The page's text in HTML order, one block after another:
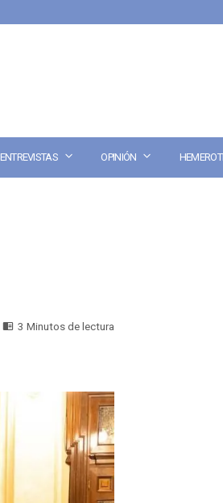
ENTREVISTAS OPINIÓN
3 Minutos de lectura